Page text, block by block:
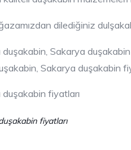
dilediğiniz
Sakarya duşakabin
fiyatları